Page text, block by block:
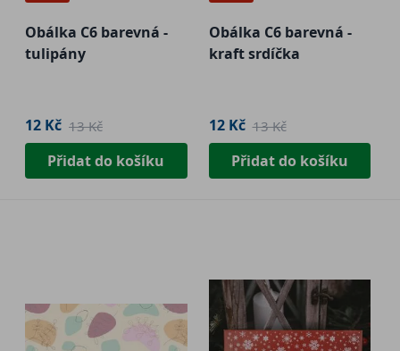
Obálka C6 barevná -
tulipány
12 Kč 13 Kč
Přidat do košíku
Obálka C6 barevná -
kraft srdíčka
12 Kč 13 Kč
Přidat do košíku